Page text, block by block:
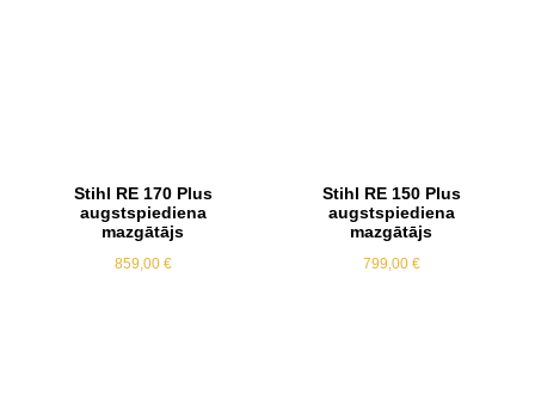
Stihl RE 170 Plus
augstspiediena
mazgātājs
859,00 €
Stihl RE 150 Plus
augstspiediena
mazgātājs
799,00 €